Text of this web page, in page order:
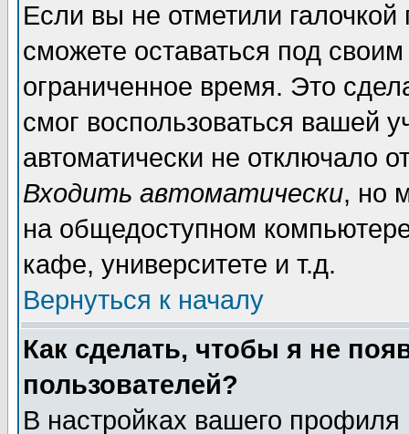
Если вы не отметили галочкой
сможете оставаться под
ограниченное время. Это
смог воспользоваться вашей
автоматически не отключало
Входить автоматически, но
на общедоступном
кафе, университете и т.д.
Вернуться к началу
Как сделать, чтобы я не
пользователей?
В настройках вашего